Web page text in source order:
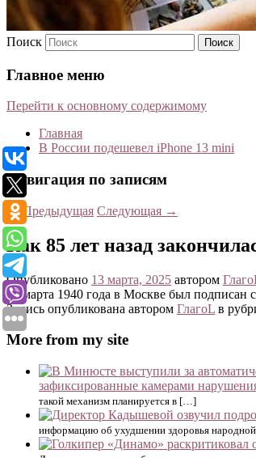
Поиск
Главное меню
Перейти к основному содержимому
Главная
В России подешевел iPhone 13 mini
Навигация по записям
←Предыдущая Следующая →
Как 85 лет назад
Опубликовано 13 марта, 2025 автором
12 марта 1940 года в Москве был подписан
Запись опубликована автором ГлагоL в
More from my site
зафиксированные камерами
такой механизм планируется в […]
информацию об ухудшении здоровья